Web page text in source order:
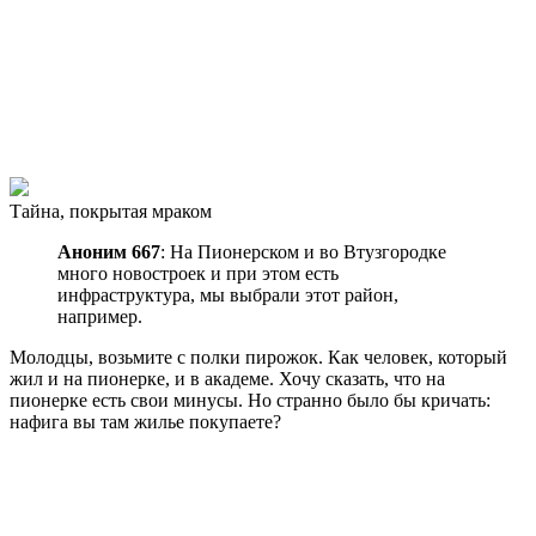
Тайна, покрытая мраком
Аноним 667: На Пионерском и во Втузгородке
много новостроек и при этом есть
инфраструктура, мы выбрали этот район,
например.
Молодцы, возьмите с полки пирожок. Как человек, который
жил и на пионерке, и в академе. Хочу сказать, что на
пионерке есть свои минусы. Но странно было бы кричать:
нафига вы там жилье покупаете?